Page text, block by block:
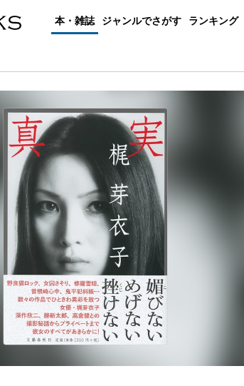
本・雑誌 ジャンルでさがす ランキング